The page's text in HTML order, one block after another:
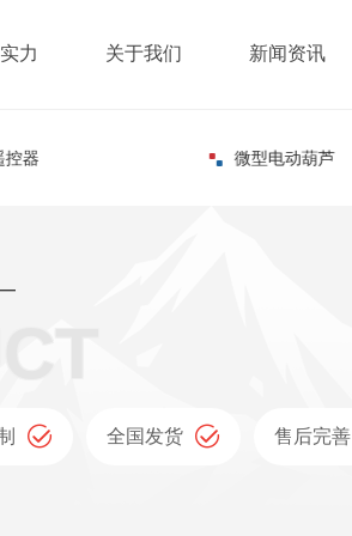
力 关于我们 新闻资讯
控器 微型电动葫芦
全国发货 售后完善